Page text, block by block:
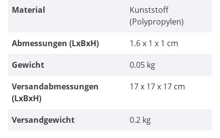
Material
Kunststoff
(Polypropylen)
Abmessungen (LxBxH)
1.6 x 1 x 1 cm
Gewicht
0.05 kg
Versandabmessungen
(LxBxH)
17 x 17 x 17 cm
Versandgewicht 0.2 kg